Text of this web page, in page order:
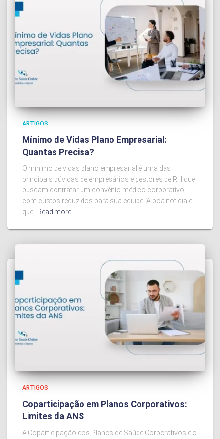
ARTIGOS
Mínimo de Vidas Plano Empresarial:
Quantas Precisa?
O mínimo de vidas plano empresarial é uma das
principais dúvidas de empresários e gestores de RH que
buscam contratar um convênio médico corporativo
com custos reduzidos para sua equipe. A boa notícia é
que, Read more…
ARTIGOS
Coparticipação em Planos Corporativos:
Limites da ANS
A Coparticipação dos Planos de Saúde Corporativos é o